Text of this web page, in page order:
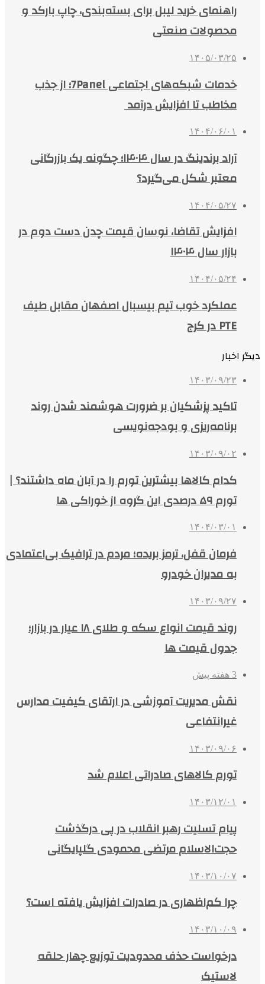
راهنمای خرید لیبل برای بسته‌بندی، چاپ بارکد و
محصولات صنعتی
۱۴۰۵/۰۳/۲۵
خدمات شبکه‌های اجتماعی 7Panel؛ از جذب
مخاطب تا افزایش درآمد
۱۴۰۴/۰۶/۰۱
آراد برندینگ در سال ۱۴۰۴؛ چگونه یک بازرگانی
معتبر شکل می‌گیرد؟
۱۴۰۴/۰۵/۲۷
افزایش تقاضا، نوسان قیمت چدن دست دوم در
بازار سال ۱۴۰۴
۱۴۰۴/۰۵/۲۴
عملکرد خوب تیم بیسبال اصفهان مقابل طیف
PTE در کرج
دیگر اخبار
۱۴۰۳/۰۹/۲۳
تاکید پزشکیان بر ضرورت هوشمند شدن روند
برنامه‌ریزی و بودجه‌نویسی
۱۴۰۳/۰۹/۰۲
کدام کالاها بیشترین تورم را در آبان ماه داشتند؟ |
تورم ۵۹ درصدی این گروه از خوراکی ها
۱۴۰۴/۰۳/۰۱
فرمان قفل، ترمز بریده؛ مردم در ترافیک بی‌اعتمادی
به مدیران خودرو
۱۴۰۳/۰۹/۲۷
روند قیمت انواع سکه و طلای ۱۸ عیار در بازار؛
جدول قیمت ها
3 هفته پیش
نقش مدیریت آموزشی در ارتقای کیفیت مدارس
غیرانتفاعی
۱۴۰۳/۰۹/۰۶
تورم کالاهای صادراتی اعلام شد
۱۴۰۳/۱۲/۰۱
پیام تسلیت رهبر انقلاب در پی درگذشت
حجت‌الاسلام مرتضی محمودی گلپایگانی
۱۴۰۳/۱۰/۰۷
چرا کم‌اظهاری در صادرات افزایش یافته است؟
۱۴۰۳/۱۰/۰۹
درخواست حذف محدودیت توزیع چهار حلقه
لاستیک